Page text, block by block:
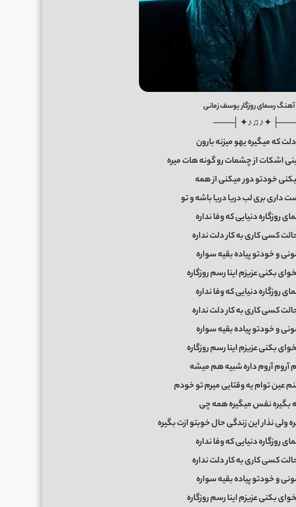
رسمای روزگار یوسف زمانی
───├ ✦♪♫♪✦
که میگیره یهو میزنه بارون
اشکات از چشمات رو گونه هات میره
خودتو دور میکنی از همه
داری بری لب دریا دریا باشه و تو
روزگاره دنیایی که وفا نداره
کسی کاری به کار دلت نداره
و خودتو پیاده بقیه سواره
بکنی عزیزم اینا رسم روزگاره
روزگاره دنیایی که وفا نداره
کسی کاری به کار دلت نداره
و خودتو پیاده بقیه سواره
بکنی عزیزم اینا رسم روزگاره
آروم آروم داره شبیه هم میشه
عین توام یه وقتایی میرم تو خودم
بگیره نفس میگیره همه چی
نذار این زندگی حال خوبتو ازت بگیره
روزگاره دنیایی که وفا نداره
کسی کاری به کار دلت نداره
و خودتو پیاده بقیه سواره
بکنی عزیزم اینا رسم روزگاره